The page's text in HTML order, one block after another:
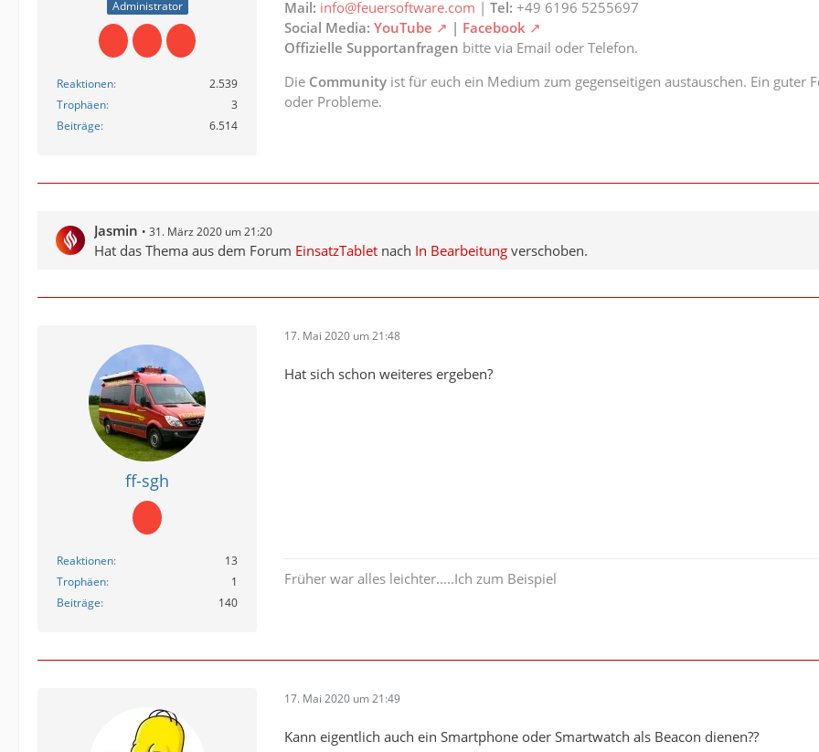
Administrator
Reaktionen
2.539
Trophäen
3
Beiträge
6.514
Mail: info@feuersoftware.com | Tel: +49 6196 5255697
Social Media: YouTube | Facebook
Offizielle Supportanfragen bitte via Email oder Telefon.
Die Community ist für euch ein Medium zum gegenseitigen austauschen. Ein guter
oder Probleme.
Jasmin 31. März 2020 um 21:20
Hat das Thema aus dem Forum EinsatzTablet nach In Bearbeitung verschoben.
ff-sgh
Reaktionen
13
Trophäen
1
Beiträge
140
17. Mai 2020 um 21:48
Hat sich schon weiteres ergeben?
Früher war alles leichter.....Ich zum Beispiel
17. Mai 2020 um 21:49
Kann eigentlich auch ein Smartphone oder Smartwatch als Beacon dienen??